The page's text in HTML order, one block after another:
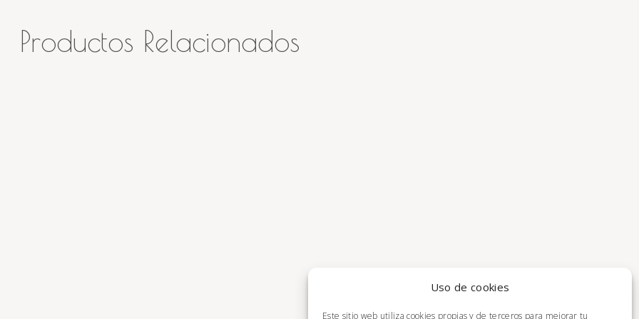
Uso de cookies
Este sitio web utiliza cookies propias y de terceros para mejorar tu
Productos Relacionados